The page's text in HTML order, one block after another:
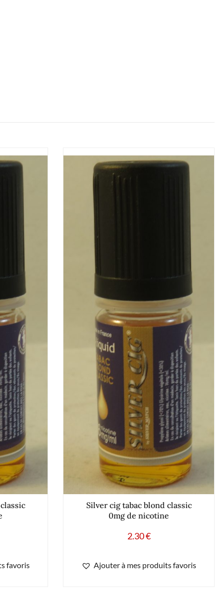
favoris
Silver cig tabac blond classic
0mg de nicotine
2.30€
Ajouter à mes produits favoris